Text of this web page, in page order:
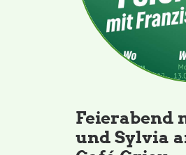
Feierabend
und Sylvia